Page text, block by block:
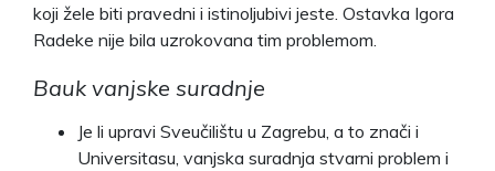
koji žele biti pravedni i istinoljubivi jeste. Ostavka Igora
Radeke nije bila uzrokovana tim problemom.
Bauk vanjske suradnje
Je li upravi Sveučilištu u Zagrebu, a to znači i
Universitasu, vanjska suradnja stvarni problem i